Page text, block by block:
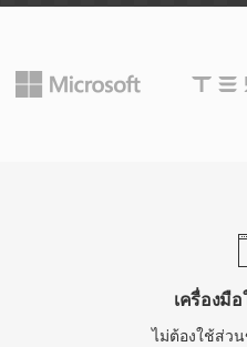
เครื่องมือ
ไม่ต้องใช้ส่ว